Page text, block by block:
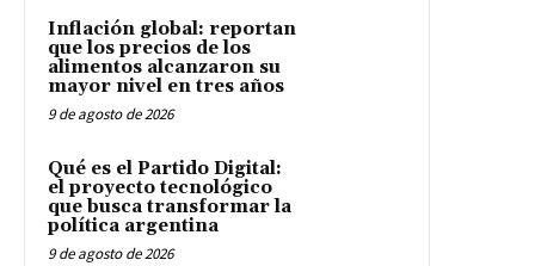
Inflación global: reportan
que los precios de los
alimentos alcanzaron su
mayor nivel en tres años
9 de agosto de 2026
Qué es el Partido Digital:
el proyecto tecnológico
que busca transformar la
política argentina
9 de agosto de 2026